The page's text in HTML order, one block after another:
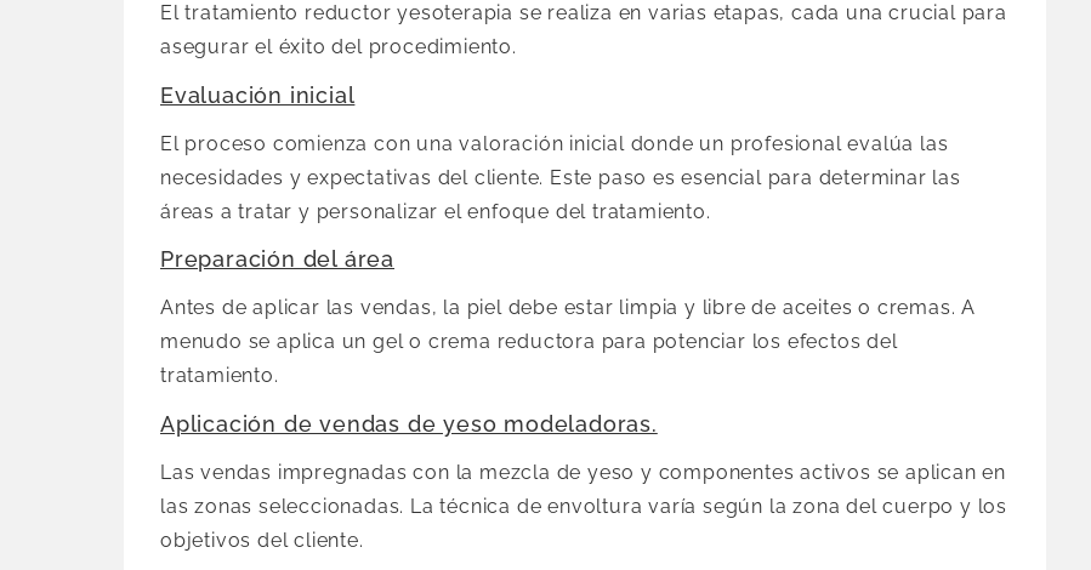
El tratamiento reductor yesoterapia se realiza en varias etapas, cada una crucial para
asegurar el éxito del procedimiento.
Evaluación inicial
El proceso comienza con una valoración inicial donde un profesional evalúa las
necesidades y expectativas del cliente. Este paso es esencial para determinar las
áreas a tratar y personalizar el enfoque del tratamiento.
Preparación del área
Antes de aplicar las vendas, la piel debe estar limpia y libre de aceites o cremas. A
menudo se aplica un gel o crema reductora para potenciar los efectos del
tratamiento.
Aplicación de vendas de yeso modeladoras.
Las vendas impregnadas con la mezcla de yeso y componentes activos se aplican en
las zonas seleccionadas. La técnica de envoltura varía según la zona del cuerpo y los
objetivos del cliente.